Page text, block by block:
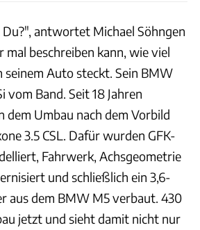
antwortet Michael Söhngen
mal beschreiben kann, wie viel
Auto steckt. Sein BMW
vom Band. Seit 18 Jahren
dem Umbau nach dem Vorbild
3.5 CSL. Dafür wurden GFK-
Fahrwerk, Achsgeometrie
und schließlich ein 3,6-
aus dem BMW M5 verbaut. 430
jetzt und sieht damit nicht nur